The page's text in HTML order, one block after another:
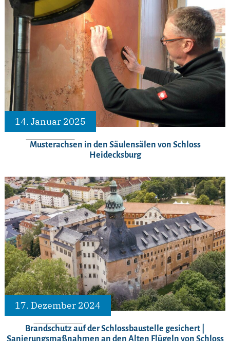
14. Januar 2025
Musterachsen in den Säulensälen von Schloss
Heidecksburg
17. Dezember 2024
Brandschutz auf der Schlossbaustelle gesichert |
Sanierungsmaßnahmen an den Alten Flügeln von Schloss